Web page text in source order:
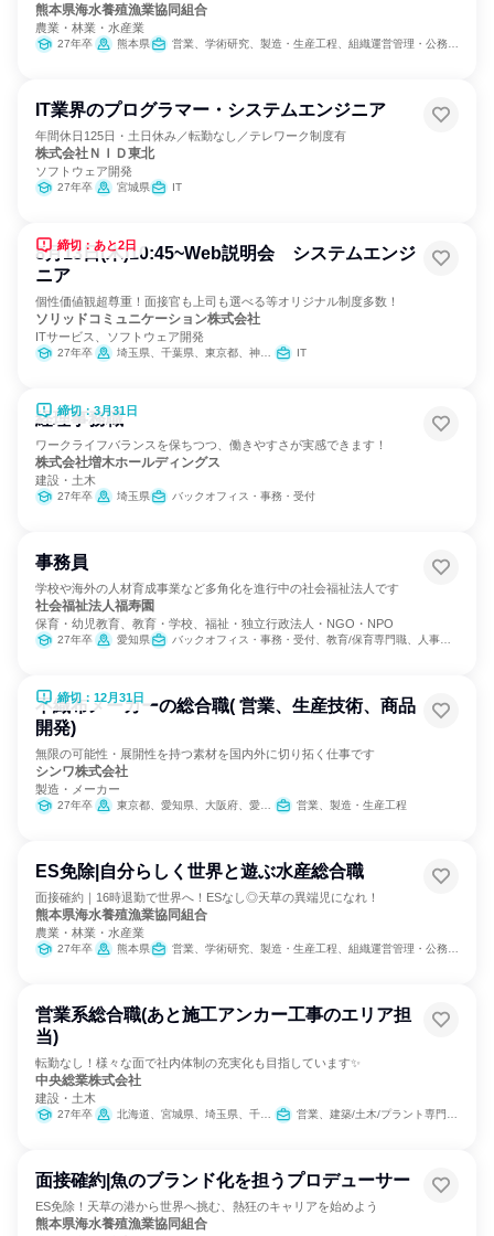
熊本県海水養殖漁業協同組合
農業・林業・水産業
27年卒 熊本県 営業、学術研究、製造・生産工程、組織運営管理・公務員・事務系職種
IT業界のプログラマー・システムエンジニア
年間休日125日・土日休み／転勤なし／テレワーク制度有
株式会社ＮＩＤ東北
ソフトウェア開発
27年卒 宮城県 IT
締切：あと2日
8月13日(木)10:45~Web説明会 システムエンジ
ニア
個性価値観超尊重！面接官も上司も選べる等オリジナル制度多数！
ソリッドコミュニケーション株式会社
ITサービス、ソフトウェア開発
27年卒 埼玉県、千葉県、東京都、神奈川県 IT
締切：3月31日
経理事務職
ワークライフバランスを保ちつつ、働きやすさが実感できます！
株式会社増木ホールディングス
建設・土木
27年卒 埼玉県 バックオフィス・事務・受付
事務員
学校や海外の人材育成事業など多角化を進行中の社会福祉法人です
社会福祉法人福寿園
保育・幼児教育、教育・学校、福祉・独立行政法人・NGO・NPO
27年卒 愛知県 バックオフィス・事務・受付、教育/保育専門職、人事、総務、広報/IR、医療/福祉専門職
締切：12月31日
不織布メーカーの総合職( 営業、生産技術、商品
開発)
無限の可能性・展開性を持つ素材を国内外に切り拓く仕事です
シンワ株式会社
製造・メーカー
27年卒 東京都、愛知県、大阪府、愛媛県、福岡県 営業、製造・生産工程
ES免除|自分らしく世界と遊ぶ水産総合職
面接確約｜16時退勤で世界へ！ESなし◎天草の異端児になれ！
熊本県海水養殖漁業協同組合
農業・林業・水産業
27年卒 熊本県 営業、学術研究、製造・生産工程、組織運営管理・公務員・事務系職種
営業系総合職(あと施工アンカー工事のエリア担
当)
転勤なし！様々な面で社内体制の充実化も目指しています✨
中央総業株式会社
建設・土木
27年卒 北海道、宮城県、埼玉県、千葉県、東京都、神奈川県、愛知県、京都府、大阪府、兵庫県、広島県、福岡県 営業、建築/土木/プラント専門職、カスタマーサクセス
面接確約|魚のブランド化を担うプロデューサー
ES免除！天草の港から世界へ挑む、熱狂のキャリアを始めよう
熊本県海水養殖漁業協同組合